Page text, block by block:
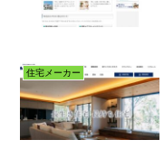
住宅メーカー